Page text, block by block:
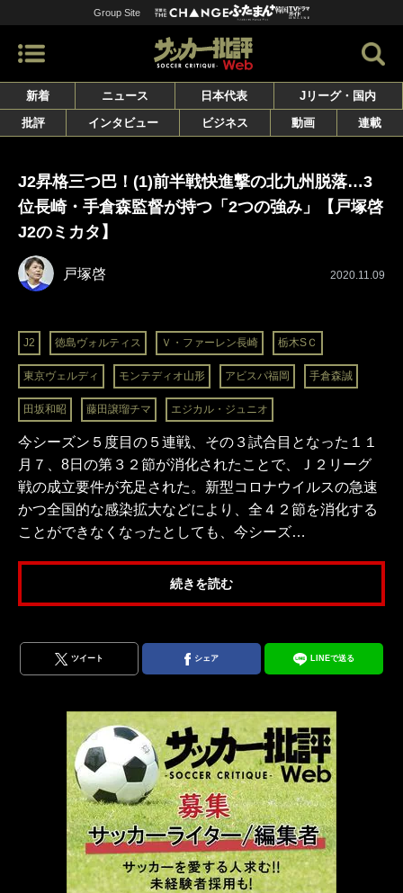
Group Site
新着 ニュース 日本代表
Jリーグ・国内
批評
インタビュー ビジネス 動画 連載
J2昇格三つ巴！(1)前半戦快進撃の北九州脱落…3
位長崎・手倉森監督が持つ「2つの強み」【戸塚啓
J2のミカタ】
戸塚啓 2020.11.09
J2 徳島ヴォルティス Ｖ・ファーレン長崎 栃木SＣ
東京ヴェルディ モンテディオ山形 アビスパ福岡 手倉森誠
田坂和昭 藤田譲瑠チマ エジカル・ジュニオ
今シーズン５度目の５連戦、その３試合目となった１１
月７、8日の第３２節が消化されたことで、Ｊ２リーグ
戦の成立要件が充足された。新型コロナウイルスの急速
かつ全国的な感染拡大などにより、全４２節を消化する
ことができなくなったとしても、今シーズ…
続きを読む
ツイート シェア LINEで送る